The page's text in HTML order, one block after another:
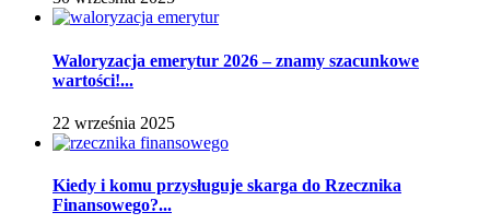
Waloryzacja emerytur 2026 – znamy szacunkowe
wartości!...
22 września 2025
Kiedy i komu przysługuje skarga do Rzecznika
Finansowego?...